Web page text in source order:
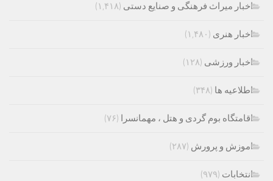
اخبار میراث فرهنگی و صنایع دستی (۱,۴۱۸)
اخبار هنری (۱,۴۸۰)
اخبار ورزشی (۱۲۸)
اطلاعیه ها (۳۴۸)
اقامتگاه بوم گردی و هتل ، مهمانسرا (۷۶)
اموزش و پرورش (۲۸۷)
انتخابات (۹۷۹)